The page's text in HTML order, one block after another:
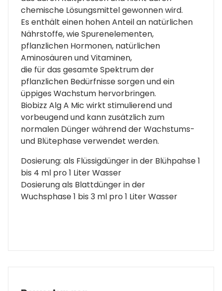
chemische Lösungsmittel gewonnen wird.
Es enthält einen hohen Anteil an natürlichen
Nährstoffe, wie Spurenelementen,
pflanzlichen Hormonen, natürlichen
Aminosäuren und Vitaminen,
die für das gesamte Spektrum der
pflanzlichen Bedürfnisse sorgen und ein
üppiges Wachstum hervorbringen.
Biobizz Alg A Mic wirkt stimulierend und
vorbeugend und kann zusätzlich zum
normalen Dünger während der Wachstums-
und Blütephase verwendet werden.
Dosierung: als Flüssigdünger in der Blühpahse 1
bis 4 ml pro 1 Liter Wasser
Dosierung als Blattdünger in der
Wuchsphase 1 bis 3 ml pro 1 Liter Wasser